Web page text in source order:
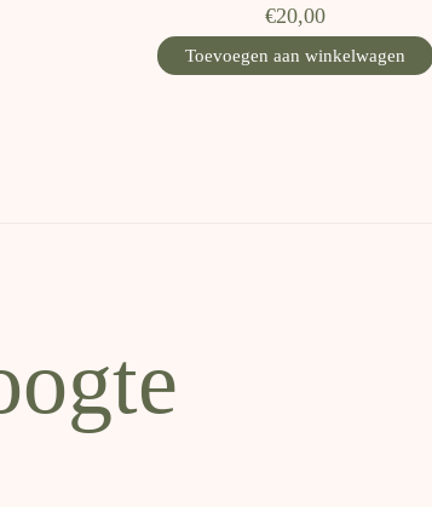
€20,00
Toevoegen aan winkelwagen